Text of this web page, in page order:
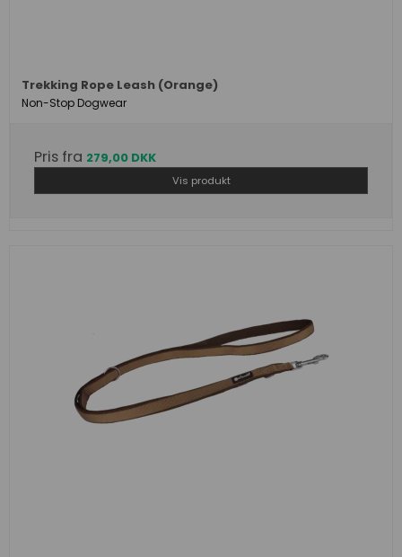
Trekking Rope Leash (Orange)
Non-Stop Dogwear
Pris fra 279,00 DKK
Vis produkt